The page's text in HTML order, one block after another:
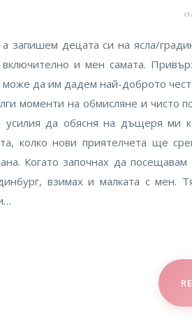
а запишем децата си на ясла/
включително и мен самата.
може да им дадем най-доброто
моменти на обмисляне и чисто
усилия да обясня на дъщеря ми
колко нови приятелчета ще
Когато започнах да
взимах и малката с мен.